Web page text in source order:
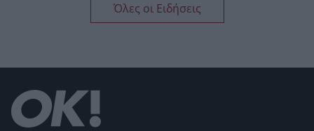
Όλες οι Ειδήσεις